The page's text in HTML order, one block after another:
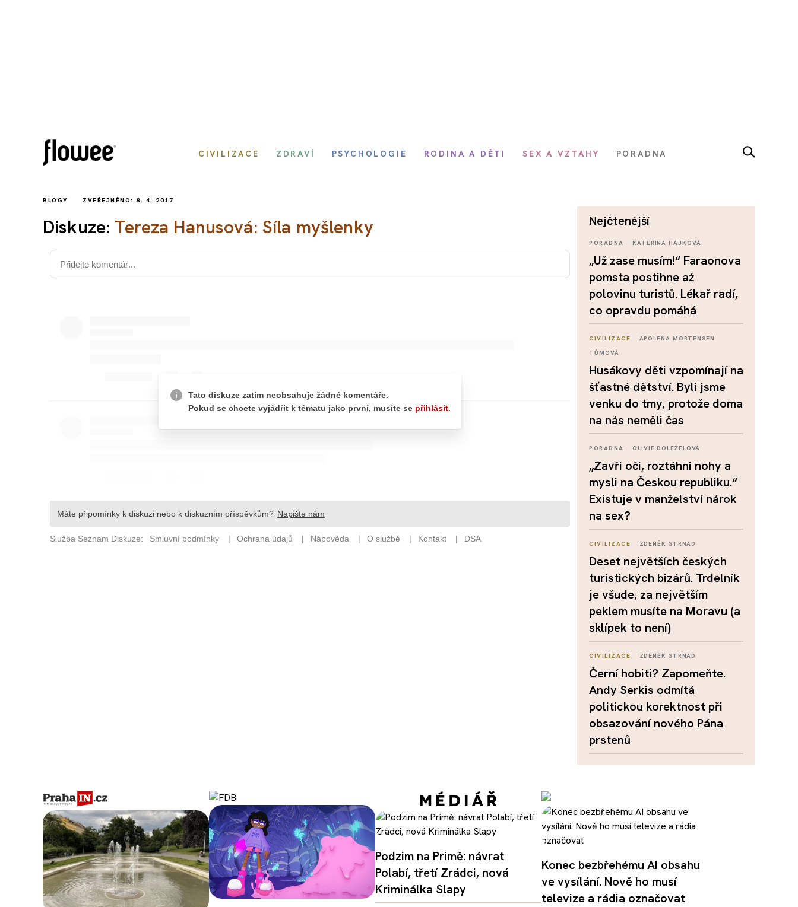
CIVILIZACE ZDRAVÍ PSYCHOLOGIE RODINA A DĚTI SEX A VZTAHY PORADNA
BLOGY ZVEŘEJNĚNO: 8. 4. 2017
Diskuze: Tereza Hanusová: Síla myšlenky nejčtenější
PORADNA KATEŘINA HÁJKOVÁ
„Už zase musím!“ Faraonova
pomsta postihne až
polovinu turistů. Lékař radí,
co opravdu pomáhá
CIVILIZACE
APOLENA MORTENSEN
TŮMOVÁ
Husákovy děti vzpomínají na
šťastné dětství. Byli jsme
venku do tmy, protože doma
na nás neměli čas
PORADNA OLIVIE DOLEŽELOVÁ
„Zavři oči, roztáhni nohy a
mysli na Českou republiku.“
Existuje v manželství nárok
na sex?
CIVILIZACE ZDENĚK STRNAD
Deset největších českých
turistických bizárů. Trdelník
je všude, za největším
peklem musíte na Moravu (a
sklípek to není)
CIVILIZACE ZDENĚK STRNAD
Černí hobiti? Zapomeňte.
Andy Serkis odmítá
politickou korektnost při
obsazování nového Pána
prstenů
Podzim na Primě: návrat
Polabí, třetí Zrádci, nová
Kriminálka Slapy
Konec bezbřehému AI obsahu
ve vysílání. Nově ho musí
televize a rádia označovat